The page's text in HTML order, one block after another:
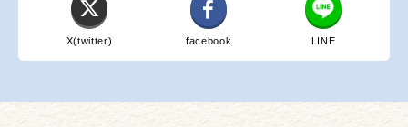
X(twitter) facebook LINE